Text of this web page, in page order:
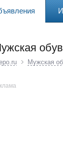
Мужская